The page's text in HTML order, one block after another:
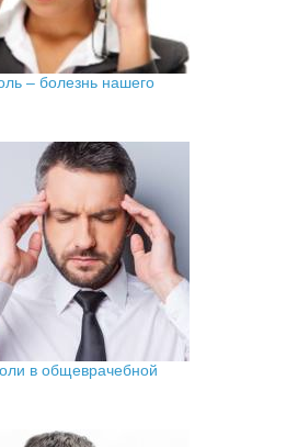
– болезнь нашего
в общеврачебной